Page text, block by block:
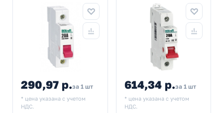
290,97 р.за 1 шт
* цена указана с учетом
НДС.
614,34 р.за 1 шт
* цена указана с учетом
НДС.